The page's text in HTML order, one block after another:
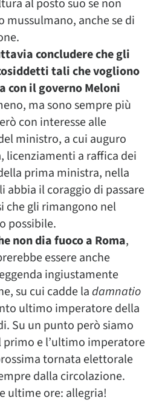
al posto suo se non
mussulmano, anche se di
concludere che gli
tali che vogliono
con il governo Meloni
ma sono sempre più
con interesse alle
ministro, a cui auguro
licenziamenti a raffica dei
prima ministra, nella
abbia il coraggio di passare
che gli rimangono nel
possibile.
non dia fuoco a Roma,
essere anche
ingiustamente
su cui cadde ladamnatio
ultimo imperatore della
Su un punto però siamo
primo e l’ultimo imperatore
tornata elettorale
dalla circolazione.
ultime ore: allegria!